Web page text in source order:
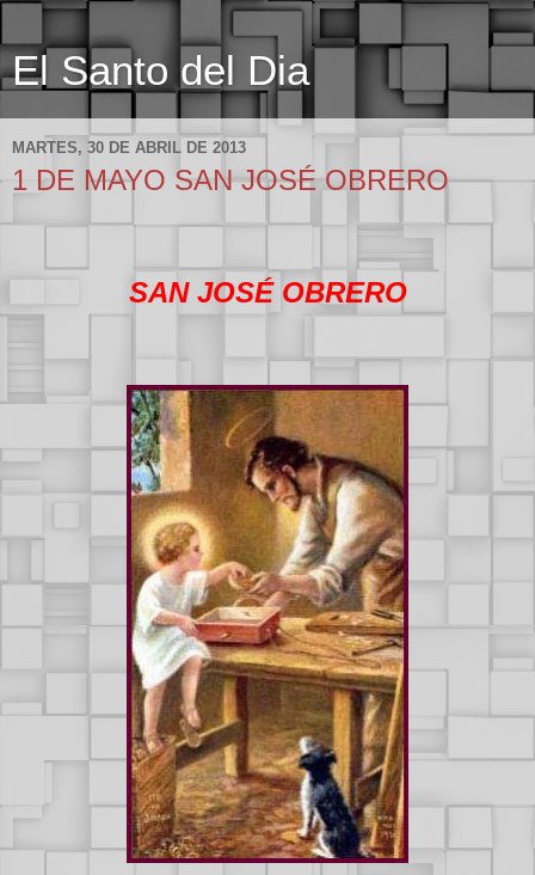
El Santo del Dia
MARTES, 30 DE ABRIL DE 2013
1 DE MAYO SAN JOSÉ OBRERO
SAN JOSÉ OBRERO